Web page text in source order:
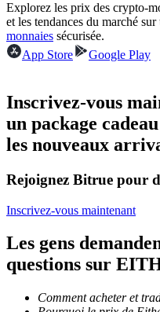
Profitez du partage des
trading
commerciales, etc.
Explorez les prix des crypto-
et les tendances du marché sur
monnaies sécurisée.
App Store
Google Play
Inscrivez-vous
un package
les nouveaux
Rejoignez Bitrue pour
Inscrivez-vous maintenant
Les gens
questions sur
Comment acheter et